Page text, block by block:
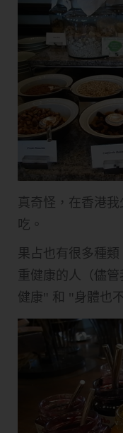
真奇怪，在香港
吃。
果占也有很多種
重健康的人（儘
健康" 和 "身體也